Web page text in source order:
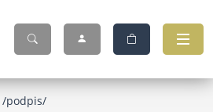
/podpis/